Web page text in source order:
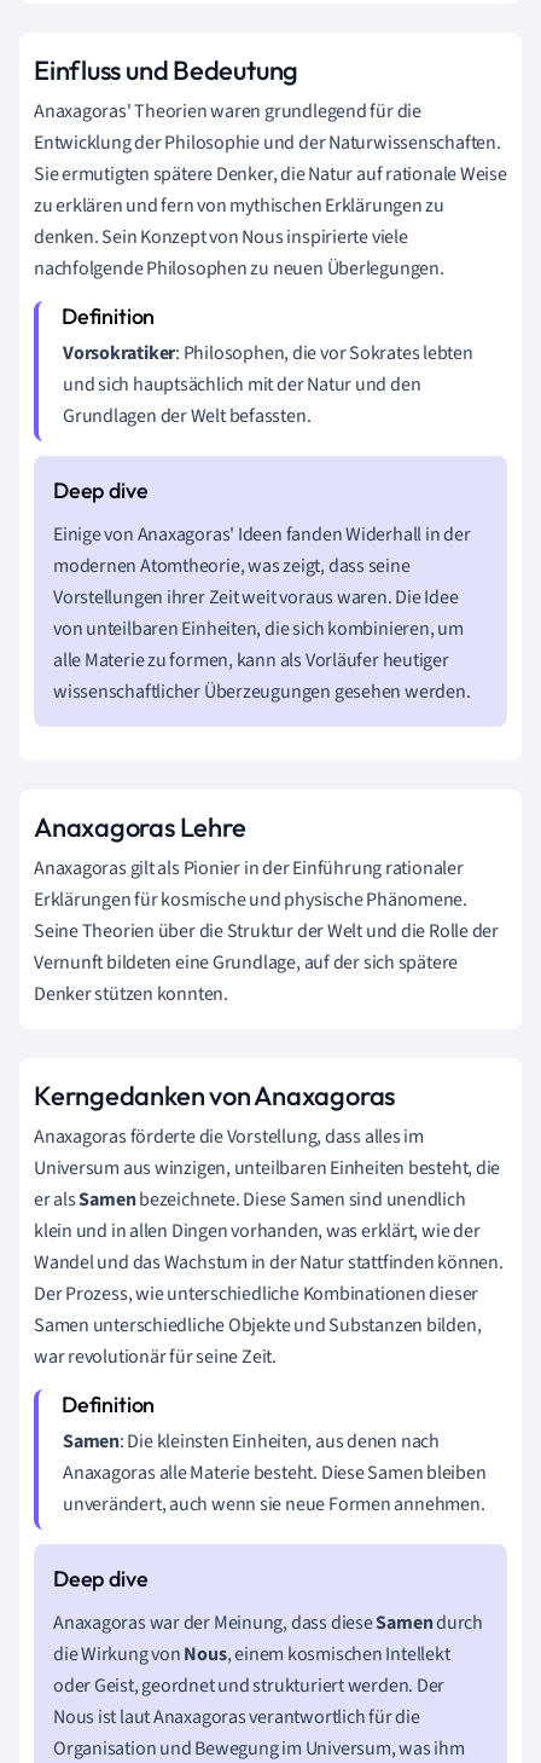
Einfluss und Bedeutung
Anaxagoras' Theorien waren grundlegend für die
Entwicklung der Philosophie und der Naturwissenschaften.
Sie ermutigten spätere Denker, die Natur auf rationale Weise
zu erklären und fern von mythischen Erklärungen zu
denken. Sein Konzept von Nous inspirierte viele
nachfolgende Philosophen zu neuen Überlegungen.
Vorsokratiker: Philosophen, die vor Sokrates lebten
und sich hauptsächlich mit der Natur und den
Grundlagen der Welt befassten.
Einige von Anaxagoras' Ideen fanden Widerhall in der
modernen Atomtheorie, was zeigt, dass seine
Vorstellungen ihrer Zeit weit voraus waren. Die Idee
von unteilbaren Einheiten, die sich kombinieren, um
alle Materie zu formen, kann als Vorläufer heutiger
wissenschaftlicher Überzeugungen gesehen werden.
Anaxagoras Lehre
Anaxagoras gilt als Pionier in der Einführung rationaler
Erklärungen für kosmische und physische Phänomene.
Seine Theorien über die Struktur der Welt und die Rolle der
Vernunft bildeten eine Grundlage, auf der sich spätere
Denker stützen konnten.
Kerngedanken von Anaxagoras
Anaxagoras förderte die Vorstellung, dass alles im
Universum aus winzigen, unteilbaren Einheiten besteht, die
er alsSamenbezeichnete. Diese Samen sind unendlich
klein und in allen Dingen vorhanden, was erklärt, wie der
Wandel und das Wachstum in der Natur stattfinden können.
Der Prozess, wie unterschiedliche Kombinationen dieser
Samen unterschiedliche Objekte und Substanzen bilden,
war revolutionär für seine Zeit.
Samen: Die kleinsten Einheiten, aus denen nach
Anaxagoras alle Materie besteht. Diese Samen bleiben
unverändert, auch wenn sie neue Formen annehmen.
Anaxagoras war der Meinung, dass dieseSamendurch
die Wirkung vonNous, einem kosmischen Intellekt
oder Geist, geordnet und strukturiert werden. Der
Nous ist laut Anaxagoras verantwortlich für die
Organisation und Bewegung im Universum, was ihm